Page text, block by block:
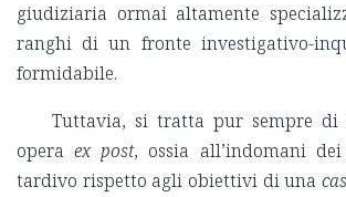
giudiziaria ormai altamente
ranghi di un fronte investigativo-
formidabile.
Tuttavia, si tratta pur sempre di
operaex post, ossia all’indomani
tardivo rispetto agli obiettivi di una